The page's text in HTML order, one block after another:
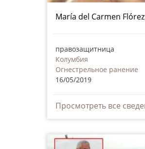
María del Carmen Flórez
правозащитница
Колумбия
Огнестрельное ранение
16/05/2019